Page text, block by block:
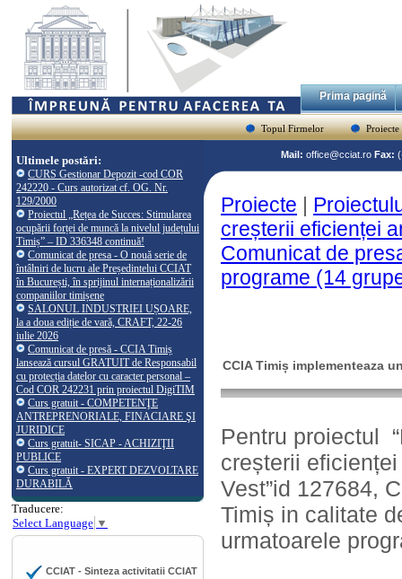
Prima pagină
Topul Firmelor Proiecte
Ultimele postări:
CURS Gestionar Depozit -cod COR
242220 - Curs autorizat cf. OG. Nr.
129/2000
Proiectul „Rețea de Succes: Stimularea
ocupării forței de muncă la nivelul județului
Timiș” – ID 336348 continuă!
Comunicat de presa - O nouă serie de
întâlniri de lucru ale Președintelui CCIAT
în București, în sprijinul internaționalizării
companiilor timișene
SALONUL INDUSTRIEI UȘOARE,
la a doua ediție de vară, CRAFT, 22-26
iulie 2026
Comunicat de presă - CCIA Timiș
lansează cursul GRATUIT de Responsabil
cu protecția datelor cu caracter personal –
Cod COR 242231 prin proiectul DigiTIM
Curs gratuit - COMPETENŢE
ANTREPRENORIALE, FINACIARE ŞI
JURIDICE
Curs gratuit- SICAP - ACHIZIŢII
PUBLICE
Curs gratuit - EXPERT DEZVOLTARE
DURABILĂ
Traducere:
Select Language ▼
CCIAT - Sinteza activitatii CCIAT
Mail: office@cciat.ro Fax:
Proiecte |
creșterii eficienței
Comunicat de
programe (14
CCIA Timiș implementeaza
Pentru proiectul
creșterii
Vest”id 127684,
Timiș in calitate
urmatoarele